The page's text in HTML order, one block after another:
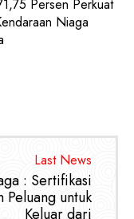
Persen Perkuat
Niaga
Last News
: Sertifikasi
Peluang untuk
Keluar dari